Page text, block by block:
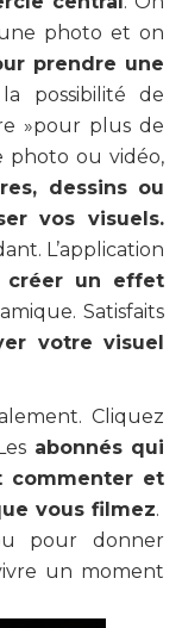
photo et on
prendre une
possibilité de
»pour plus de
photo ou vidéo,
dessins ou
vos visuels.
L’application
créer un effet
Satisfaits
votre visuel
Cliquez
abonnés qui
commenter et
vous filmez.
pour donner
un moment